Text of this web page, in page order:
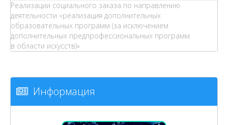
Реализации социального заказа по направлению
деятельности «реализация дополнительных
образовательных программ (за исключением
дополнительных предпрофессиональных программ
в области искусств)»
Информация